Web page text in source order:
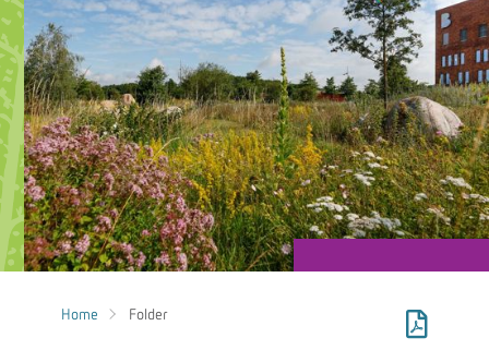
Home Folder